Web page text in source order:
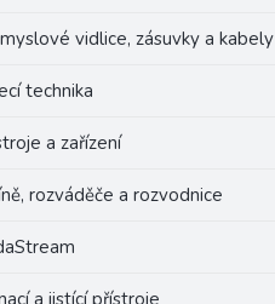
vidlice, zásuvky a kabely
technika
a zařízení
rozváděče a rozvodnice
a jistící přístroje